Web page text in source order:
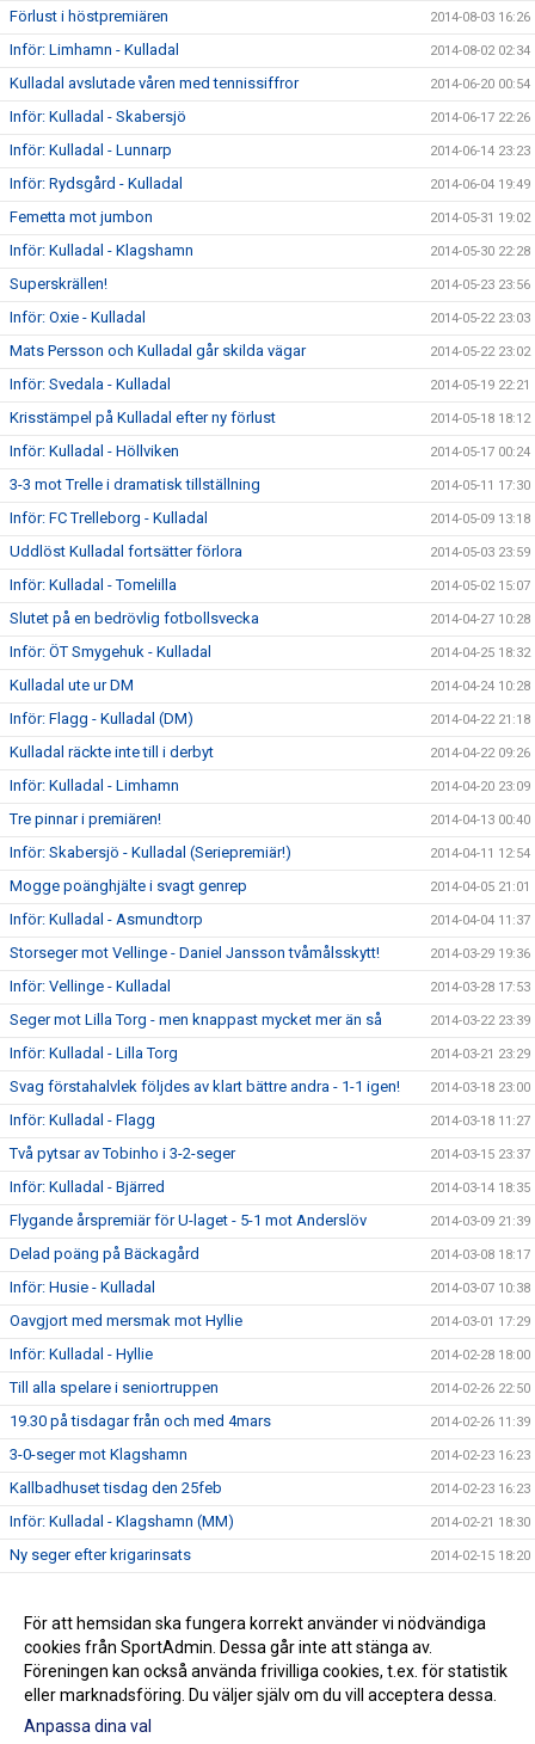
Förlust i höstpremiären 2014-08-03 16:26
Inför: Limhamn - Kulladal 2014-08-02 02:34
Kulladal avslutade våren med tennissiffror 2014-06-20 00:54
Inför: Kulladal - Skabersjö 2014-06-17 22:26
Inför: Kulladal - Lunnarp 2014-06-14 23:23
Inför: Rydsgård - Kulladal 2014-06-04 19:49
Femetta mot jumbon 2014-05-31 19:02
Inför: Kulladal - Klagshamn 2014-05-30 22:28
Superskrällen! 2014-05-23 23:56
Inför: Oxie - Kulladal 2014-05-22 23:03
Mats Persson och Kulladal går skilda vägar 2014-05-22 23:02
Inför: Svedala - Kulladal 2014-05-19 22:21
Krisstämpel på Kulladal efter ny förlust 2014-05-18 18:12
Inför: Kulladal - Höllviken 2014-05-17 00:24
3-3 mot Trelle i dramatisk tillställning 2014-05-11 17:30
Inför: FC Trelleborg - Kulladal 2014-05-09 13:18
Uddlöst Kulladal fortsätter förlora 2014-05-03 23:59
Inför: Kulladal - Tomelilla 2014-05-02 15:07
Slutet på en bedrövlig fotbollsvecka 2014-04-27 10:28
Inför: ÖT Smygehuk - Kulladal 2014-04-25 18:32
Kulladal ute ur DM 2014-04-24 10:28
Inför: Flagg - Kulladal (DM) 2014-04-22 21:18
Kulladal räckte inte till i derbyt 2014-04-22 09:26
Inför: Kulladal - Limhamn 2014-04-20 23:09
Tre pinnar i premiären! 2014-04-13 00:40
Inför: Skabersjö - Kulladal (Seriepremiär!) 2014-04-11 12:54
Mogge poänghjälte i svagt genrep 2014-04-05 21:01
Inför: Kulladal - Asmundtorp 2014-04-04 11:37
Storseger mot Vellinge - Daniel Jansson tvåmålsskytt! 2014-03-29 19:36
Inför: Vellinge - Kulladal 2014-03-28 17:53
Seger mot Lilla Torg - men knappast mycket mer än så 2014-03-22 23:39
Inför: Kulladal - Lilla Torg 2014-03-21 23:29
Svag förstahalvlek följdes av klart bättre andra - 1-1 igen! 2014-03-18 23:00
Inför: Kulladal - Flagg 2014-03-18 11:27
Två pytsar av Tobinho i 3-2-seger 2014-03-15 23:37
Inför: Kulladal - Bjärred 2014-03-14 18:35
Flygande årspremiär för U-laget - 5-1 mot Anderslöv 2014-03-09 21:39
Delad poäng på Bäckagård 2014-03-08 18:17
Inför: Husie - Kulladal 2014-03-07 10:38
Oavgjort med mersmak mot Hyllie 2014-03-01 17:29
Inför: Kulladal - Hyllie 2014-02-28 18:00
Till alla spelare i seniortruppen 2014-02-26 22:50
19.30 på tisdagar från och med 4mars 2014-02-26 11:39
3-0-seger mot Klagshamn 2014-02-23 16:23
Kallbadhuset tisdag den 25feb 2014-02-23 16:23
Inför: Kulladal - Klagshamn (MM) 2014-02-21 18:30
Ny seger efter krigarinsats 2014-02-15 18:20
Seger i Oxie - Hoppet om MM-avancemang lever 2014-02-08 00:04
Välkommen till vår nya Hemsida 2014-02-03 12:59
För att hemsidan ska fungera korrekt använder vi nödvändiga
cookies från SportAdmin. Dessa går inte att stänga av.
Föreningen kan också använda frivilliga cookies, t.ex. för statistik
eller marknadsföring. Du väljer själv om du vill acceptera dessa.
Anpassa dina val